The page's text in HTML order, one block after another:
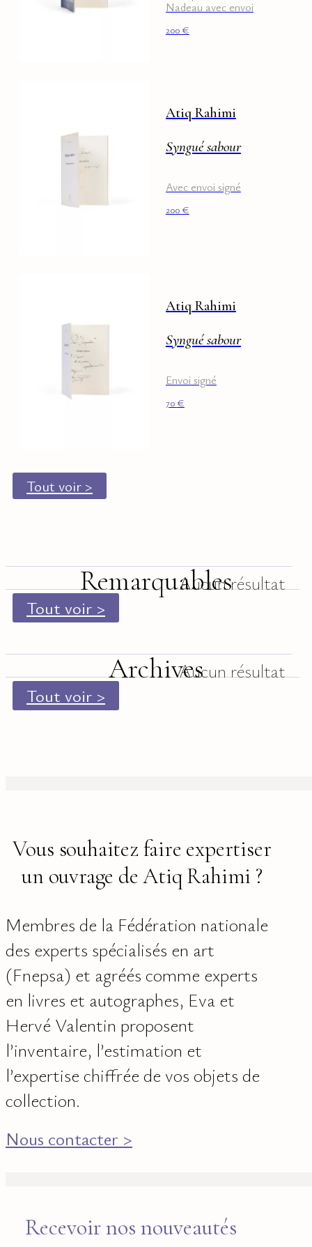
Nadeau avec envoi
200€
Atiq Rahimi
Syngué sabour
Avec envoi signé
200€
Atiq Rahimi
Syngué sabour
Envoi signé
70€
Tout voir >
RemarquablesAucun résultat
Tout voir >
ArchivesAucun résultat
Tout voir >
Vous souhaitez faire expertiser
un ouvrage de Atiq Rahimi ?
Membres de la Fédération nationale
des experts spécialisés en art
(Fnepsa) et agréés comme experts
en livres et autographes, Eva et
Hervé Valentin proposent
l’inventaire, l’estimation et
l’expertise chiffrée de vos objets de
collection.
Nous contacter >
Recevoir nos nouveautés